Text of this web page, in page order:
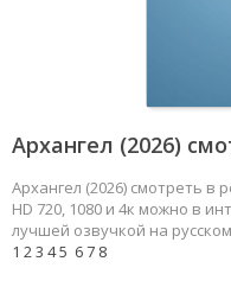
Архангел (2026)
Архангел (2026) смотреть
HD 720, 1080 и 4к можно в
лучшей озвучкой на
1 23 45 67 8